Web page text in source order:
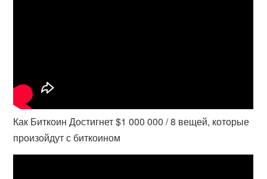
Как Биткоин Достигнет $1 000 000 / 8 вещей, которые
произойдут с биткоином